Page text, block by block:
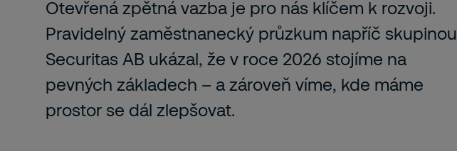
Otevřená zpětná vazba je pro nás klíčem k rozvoji.
Pravidelný zaměstnanecký průzkum napříč skupinou
Securitas AB ukázal, že v roce 2026 stojíme na
pevných základech – a zároveň víme, kde máme
prostor se dál zlepšovat.